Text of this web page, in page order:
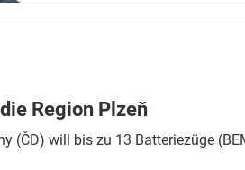
Region Plzeň
(ČD) will bis zu 13 Batteriezüge